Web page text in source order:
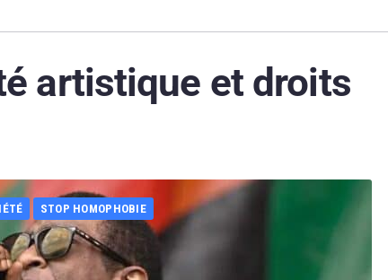
artistique et droits
STOP HOMOPHOBIE